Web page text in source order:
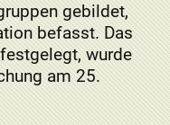
gebildet,
befasst. Das
wurde
am 25.